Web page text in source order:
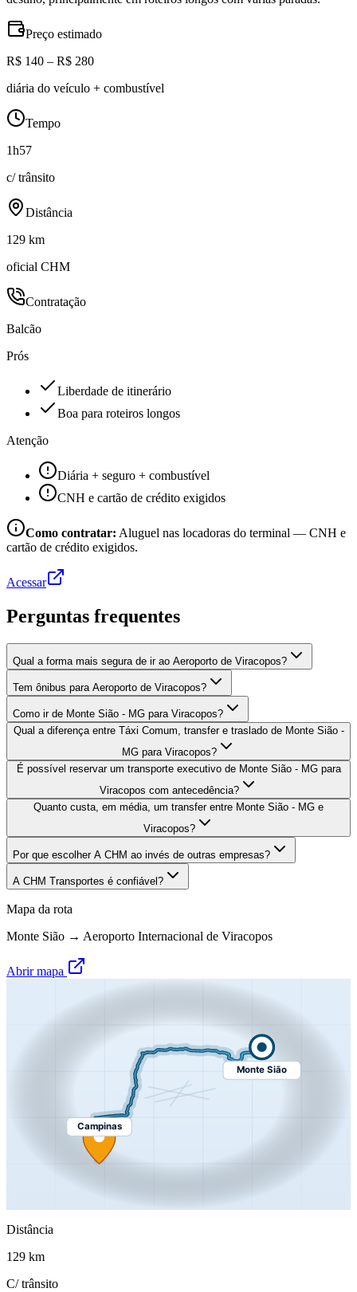
Preço estimado
R$ 140 – R$ 280
diária do veículo + combustível
Tempo
1h57
c/ trânsito
Distância
129 km
oficial CHM
Contratação
Balcão
Prós
Liberdade de itinerário
Boa para roteiros longos
Atenção
Diária + seguro + combustível
CNH e cartão de crédito exigidos
Como contratar: Aluguel nas locadoras do terminal — CNH e
cartão de crédito exigidos.
Acessar
Perguntas frequentes
Qual a forma mais segura de ir ao Aeroporto de Viracopos?
Tem ônibus para Aeroporto de Viracopos?
Como ir de Monte Sião - MG para Viracopos?
Qual a diferença entre Táxi Comum, transfer e traslado de Monte Sião -
MG para Viracopos?
É possível reservar um transporte executivo de Monte Sião - MG para
Viracopos com antecedência?
Quanto custa, em média, um transfer entre Monte Sião - MG e
Viracopos?
Por que escolher A CHM ao invés de outras empresas?
A CHM Transportes é confiável?
Mapa da rota
Monte Sião → Aeroporto Internacional de Viracopos
Abrir mapa
Monte Sião
Campinas
Distância
129 km
C/ trânsito